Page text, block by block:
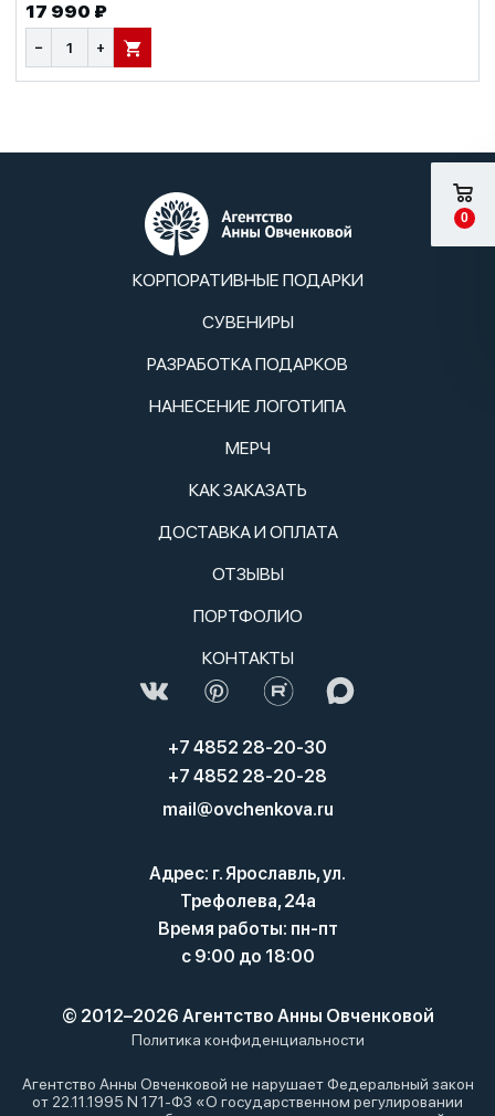
17 990 ₽
− + В КОРЗИНУ
КОРПОРАТИВНЫЕ ПОДАРКИ
СУВЕНИРЫ
РАЗРАБОТКА ПОДАРКОВ
НАНЕСЕНИЕ ЛОГОТИПА
МЕРЧ
КАК ЗАКАЗАТЬ
ДОСТАВКА И ОПЛАТА
ОТЗЫВЫ
ПОРТФОЛИО
КОНТАКТЫ
+7 4852 28-20-30
+7 4852 28-20-28
mail@ovchenkova.ru
Адрес: г. Ярославль, ул.
Трефолева, 24а
Время работы: пн-пт
с 9:00 до 18:00
Политика конфиденциальности
© 2012–2026 Агентство Анны Овченковой
Агентство Анны Овченковой не нарушает Федеральный закон
от 22.11.1995 N 171-ФЗ «О государственном регулировании
0